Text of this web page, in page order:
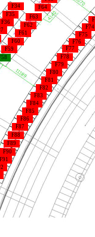
F77
F91
F90
F89
F88
F87
F86
F85
F84
F83
F82
F81
F80
F79
F78
F76
F75
F74
F59
F60
F61
F62
F36
F35
F34
F63
F64